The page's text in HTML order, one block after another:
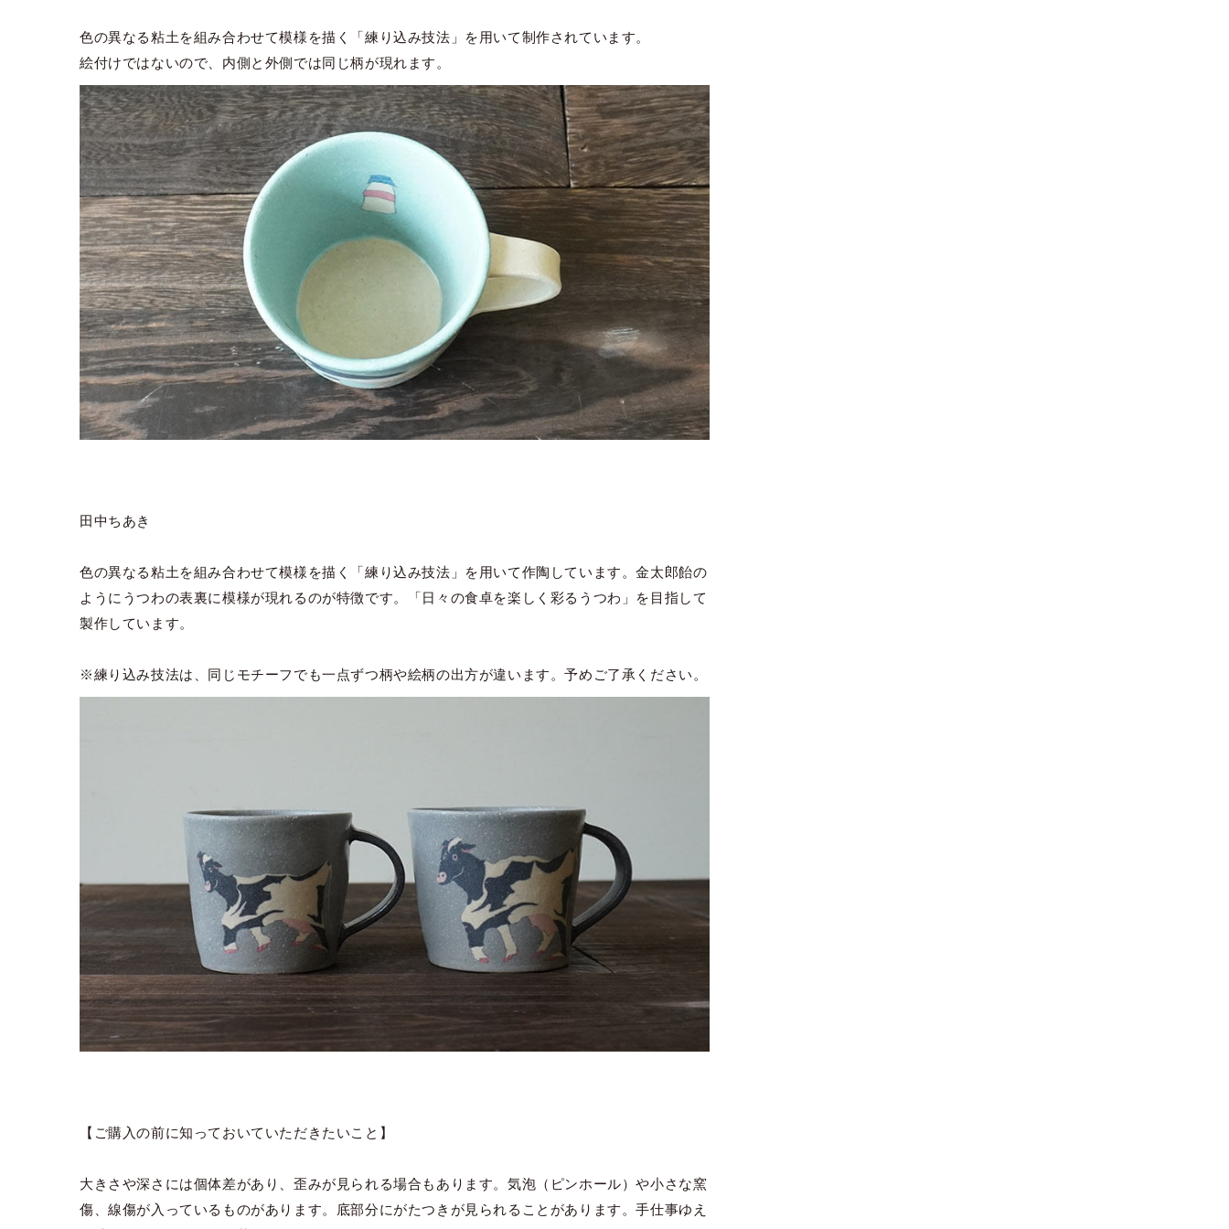
色の異なる粘土を組み合わせて模様を描く「練り込み技法」を用いて制作されています。
絵付けではないので、内側と外側では同じ柄が現れます。
田中ちあき
色の異なる粘土を組み合わせて模様を描く「練り込み技法」を用いて作陶しています。金太郎飴の
ようにうつわの表裏に模様が現れるのが特徴です。「日々の食卓を楽しく彩るうつわ」を目指して
製作しています。
※練り込み技法は、同じモチーフでも一点ずつ柄や絵柄の出方が違います。予めご了承ください。
【ご購入の前に知っておいていただきたいこと】
大きさや深さには個体差があり、歪みが見られる場合もあります。気泡（ピンホール）や小さな窯
傷、線傷が入っているものがあります。底部分にがたつきが見られることがあります。手仕事ゆえ